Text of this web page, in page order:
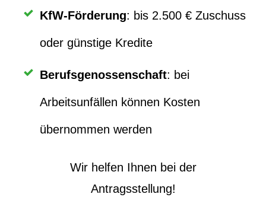
KfW-Förderung: bis 2.500 € Zuschuss
oder günstige Kredite
Berufsgenossenschaft: bei
Arbeitsunfällen können Kosten
übernommen werden
Wir helfen Ihnen bei der
Antragsstellung!